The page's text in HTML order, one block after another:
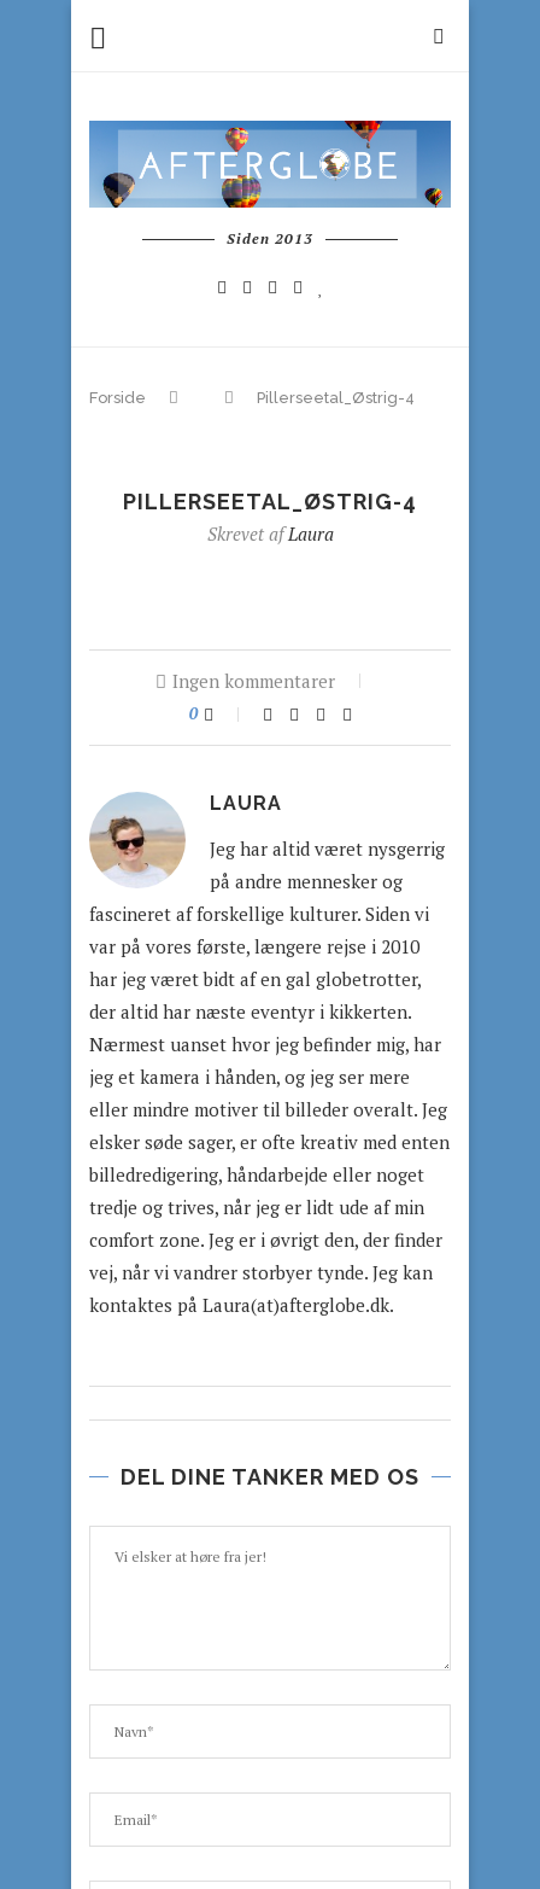
Siden 2013
Forside Pillerseetal_Østrig-4
PILLERSEETAL_ØSTRIG-4
Skrevet afLaura
Ingen kommentarer
0
LAURA
Jeg har altid været nysgerrig
på andre mennesker og
fascineret af forskellige kulturer. Siden vi
var på vores første, længere rejse i 2010
har jeg været bidt af en gal globetrotter,
der altid har næste eventyr i kikkerten.
Nærmest uanset hvor jeg befinder mig, har
jeg et kamera i hånden, og jeg ser mere
eller mindre motiver til billeder overalt. Jeg
elsker søde sager, er ofte kreativ med enten
billedredigering, håndarbejde eller noget
tredje og trives, når jeg er lidt ude af min
comfort zone. Jeg er i øvrigt den, der finder
vej, når vi vandrer storbyer tynde. Jeg kan
kontaktes på Laura(at)afterglobe.dk.
DEL DINE TANKER MED OS